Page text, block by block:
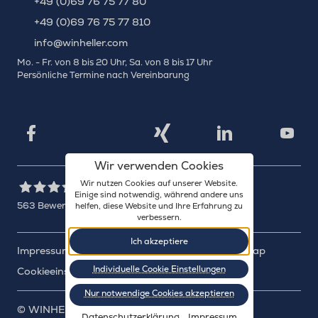
Wir verwenden Cookies
Wir nutzen Cookies auf unserer Website.
Einige sind notwendig, während andere uns
helfen, diese Website und Ihre Erfahrung zu
verbessern.
Ich akzeptiere
Individuelle Cookie Einstellungen
Nur notwendige Cookies akzeptieren
+49 (0)69 76 75 77 810
info@winheller.com
Mo. - Fr. von 8 bis 20 Uhr, Sa. von 8 bis 17 Uhr
Persönliche Termine nach Vereinbarung
Facebook Xing LinkedIn
WINHELLER GmbH
563 Bewertungen auf ProvenExpert.com
© WINHELLER GmbH: 2003-2026
Impressum Datenschutz
Sitemap
Cookieeinstellungen